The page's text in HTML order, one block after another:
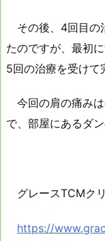
その後、4回目の
たのですが、最初
5回の治療を受けて
今回の肩の痛み
で、部屋にあるダ
グレースTCMク
https://